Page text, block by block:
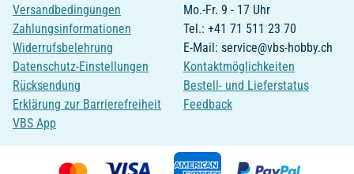
Versandbedingungen
Zahlungsinformationen
Widerrufsbelehrung
Datenschutz-Einstellungen
Rücksendung
Erklärung zur Barrierefreiheit
VBS App
Mo.-Fr. 9 - 17 Uhr
Tel.: +41 71 511 23 70
E-Mail: service@vbs-hobby.ch
Kontaktmöglichkeiten
Bestell- und Lieferstatus
Feedback